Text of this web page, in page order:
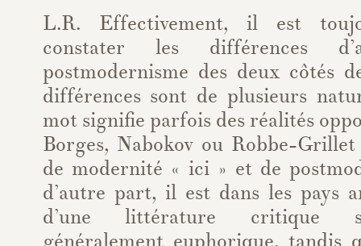
L.R. Effectivement, il est
constater les différences
postmodernisme des deux côtés
différences sont de plusieurs
mot signifie parfois des réalités
Borges, Nabokov ou Robbe-Grillet
de modernité « ici » et de
d’autre part, il est dans les pays
d’une littérature critique